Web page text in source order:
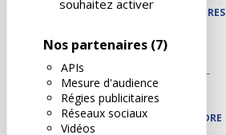
souhaitez activer
Nos partenaires (7)
APIs
Mesure d'audience
Régies publicitaires
Réseaux sociaux
Vidéos
NOS PARTENAIRES
Autodidact
Karoil
Autovision PL
Motovision
NOUS REJOINDRE